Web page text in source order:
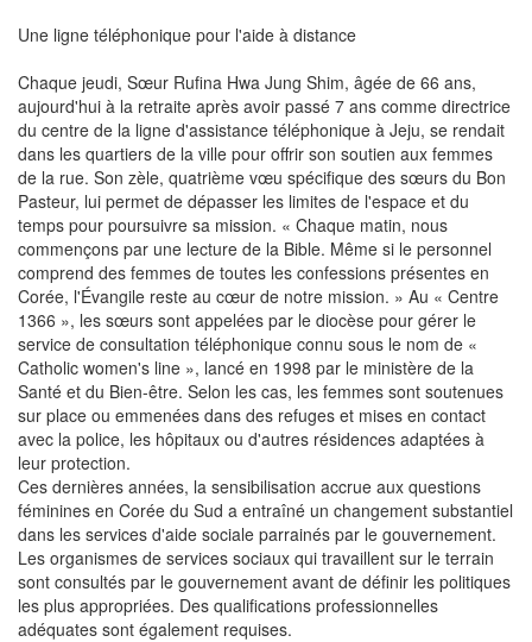
Une ligne téléphonique pour l'aide à distance
Chaque jeudi, Sœur Rufina Hwa Jung Shim, âgée de 66 ans,
aujourd'hui à la retraite après avoir passé 7 ans comme directrice
du centre de la ligne d'assistance téléphonique à Jeju, se rendait
dans les quartiers de la ville pour offrir son soutien aux femmes
de la rue. Son zèle, quatrième vœu spécifique des sœurs du Bon
Pasteur, lui permet de dépasser les limites de l'espace et du
temps pour poursuivre sa mission. « Chaque matin, nous
commençons par une lecture de la Bible. Même si le personnel
comprend des femmes de toutes les confessions présentes en
Corée, l'Évangile reste au cœur de notre mission. » Au « Centre
1366 », les sœurs sont appelées par le diocèse pour gérer le
service de consultation téléphonique connu sous le nom de «
Catholic women's line », lancé en 1998 par le ministère de la
Santé et du Bien-être. Selon les cas, les femmes sont soutenues
sur place ou emmenées dans des refuges et mises en contact
avec la police, les hôpitaux ou d'autres résidences adaptées à
leur protection.
Ces dernières années, la sensibilisation accrue aux questions
féminines en Corée du Sud a entraîné un changement substantiel
dans les services d'aide sociale parrainés par le gouvernement.
Les organismes de services sociaux qui travaillent sur le terrain
sont consultés par le gouvernement avant de définir les politiques
les plus appropriées. Des qualifications professionnelles
adéquates sont également requises.